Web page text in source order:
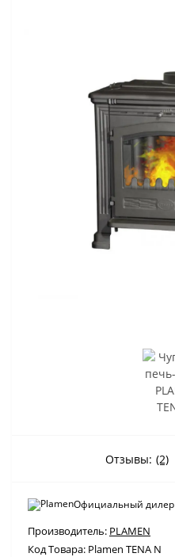
Отзывы: (2)
Производитель: PLAMEN
Код Товара: Plamen TENA N
Официальный дилер